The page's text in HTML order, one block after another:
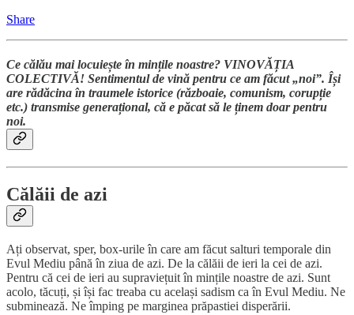
Share
Ce călău mai locuiește în mințile noastre? VINOVĂȚIA
COLECTIVĂ! Sentimentul de vină pentru ce am făcut „noi”. Își
are rădăcina în traumele istorice (războaie, comunism, corupție
etc.) transmise generațional, că e păcat să le ținem doar pentru
noi.
Călăii de azi
Ați observat, sper, box-urile în care am făcut salturi temporale din
Evul Mediu până în ziua de azi. De la călăii de ieri la cei de azi.
Pentru că cei de ieri au supraviețuit în mințile noastre de azi. Sunt
acolo, tăcuți, și își fac treaba cu același sadism ca în Evul Mediu. Ne
subminează. Ne împing pe marginea prăpastiei disperării.